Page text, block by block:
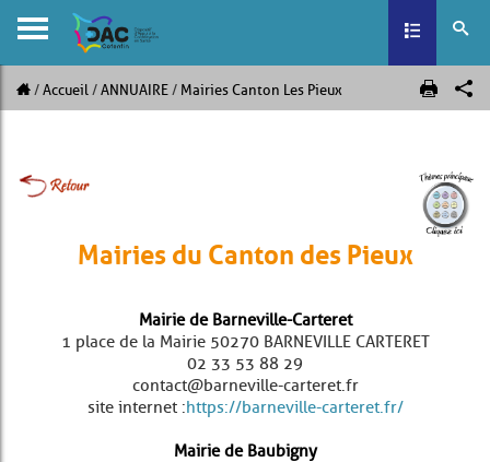
Toggle
Accueil ANNUAIRE Mairies Canton Les Pieux
Mairies du Canton des Pieux
Mairie de Barneville-Carteret
1 place de la Mairie 50270 BARNEVILLE CARTERET
02 33 53 88 29
contact@barneville-carteret.fr
site internet :https://barneville-carteret.fr/
Mairie de Baubigny